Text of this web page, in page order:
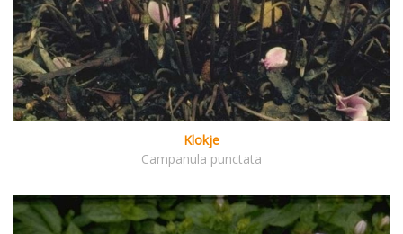
Klokje
Campanula punctata